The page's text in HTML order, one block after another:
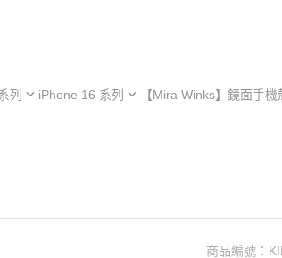
列 iPhone 16 系列 【Mira Winks】鏡面手機
商品編號：